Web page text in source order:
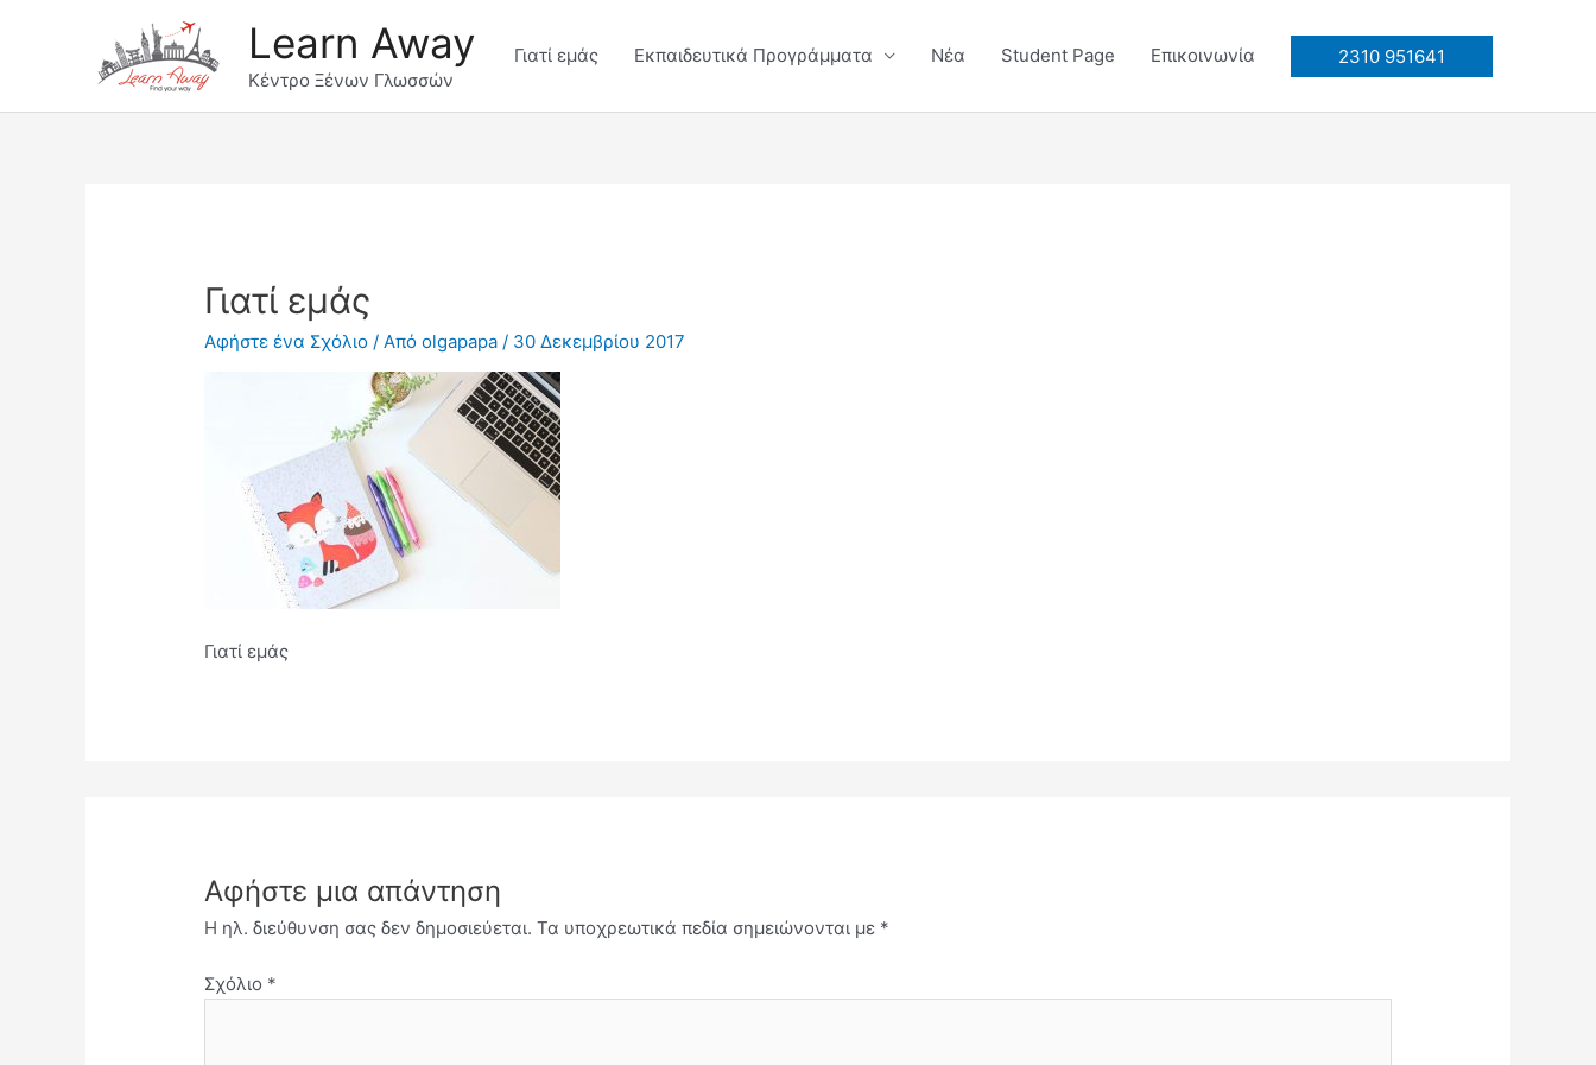
περιεχόμενο
Learn Away
Κέντρο Ξένων Γλωσσών
Γιατί εμάς Εκπαιδευτικά Προγράμματα Νέα Student Page Επικοινωνία 2310 951641
Γιατί εμάς
Αφήστε ένα Σχόλιο / Απόolgapapa/ 30 Δεκεμβρίου 2017
Γιατί εμάς
Αφήστε μια απάντηση
Η ηλ. διεύθυνση σας δεν δημοσιεύεται. Τα υποχρεωτικά πεδία σημειώνονται με *
Σχόλιο *